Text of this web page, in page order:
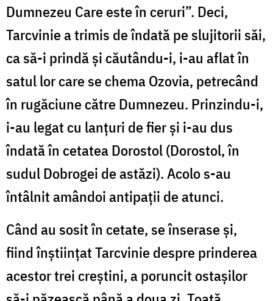
Dumnezeu Care este în ceruri”. Deci,
Tarcvinie a trimis de îndată pe slujitorii săi,
ca să-i prindă și căutându-i, i-au aflat în
satul lor care se chema Ozovia, petrecând
în rugăciune către Dumnezeu. Prinzindu-i,
i-au legat cu lanțuri de fier și i-au dus
îndată în cetatea Dorostol (Dorostol, în
sudul Dobrogei de astăzi). Acolo s-au
întâlnit amândoi antipații de atunci.
Când au sosit în cetate, se înserase și,
fiind înștiințat Tarcvinie despre prinderea
acestor trei creștini, a poruncit ostașilor